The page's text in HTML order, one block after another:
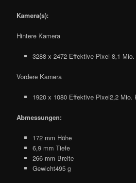
Kamera(s):
Hintere Kamera
3288 x 2472 Effektive Pixel 8,1 Mio.
Vordere Kamera
1920 x 1080 Effektive Pixel2,2 Mio.
Abmessungen:
172 mm Höhe
6,9 mm Tiefe
266 mm Breite
Gewicht495 g